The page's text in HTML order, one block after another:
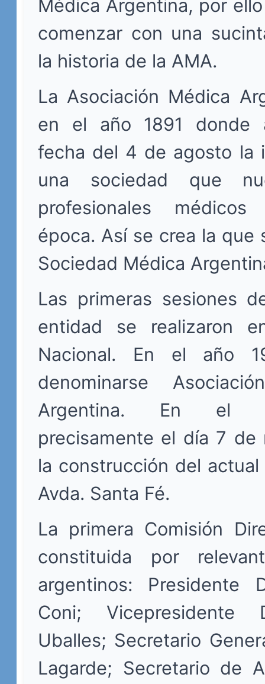
Médica Argentina, por
comenzar con una
la historia de la AMA.
La Asociación Médica
en el año 1891 donde
fecha del 4 de agosto la
una sociedad que
profesionales
época. Así se crea la que
Sociedad Médica
Las primeras sesiones
entidad se realizaron
Nacional. En el año
denominarse
Argentina. En el
precisamente el día 7 de
la construcción del
Avda. Santa Fé.
La primera Comisión
constituida por
argentinos: Presidente
Coni; Vicepresidente
Uballes; Secretario
Lagarde; Secretario de